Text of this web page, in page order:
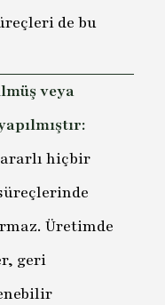
de bu
veya
hiçbir
Üretimde
geri